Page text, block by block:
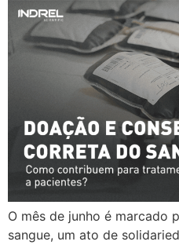
O mês de junho é marcado
sangue, um ato de